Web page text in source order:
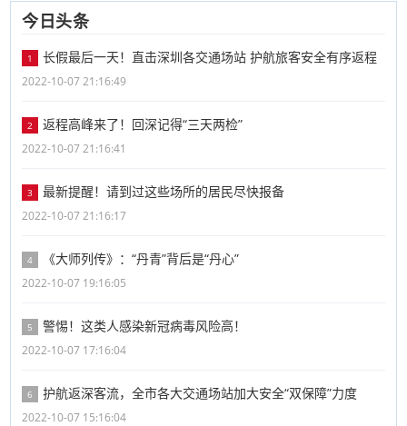
今日头条
1 长假最后一天！直击深圳各交通场站 护航旅客安全有序返程
2022-10-07 21:16:49
2 返程高峰来了！回深记得“三天两检”
2022-10-07 21:16:41
3 最新提醒！请到过这些场所的居民尽快报备
2022-10-07 21:16:17
4 《大师列传》：“丹青”背后是“丹心”
2022-10-07 19:16:05
5 警惕！这类人感染新冠病毒风险高！
2022-10-07 17:16:04
6 护航返深客流，全市各大交通场站加大安全“双保障”力度
2022-10-07 15:16:04